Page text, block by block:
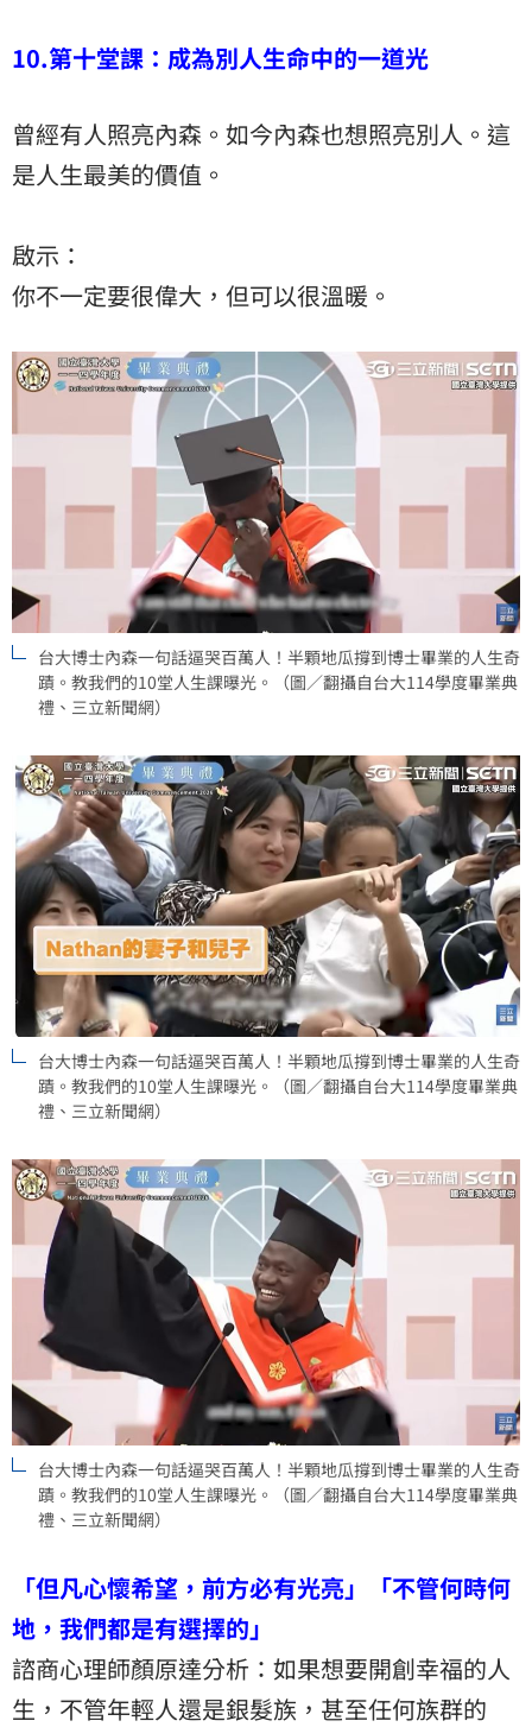
10.第十堂課：成為別人生命中的一道光
曾經有人照亮內森。如今內森也想照亮別人。這
是人生最美的價值。
啟示：
你不一定要很偉大，但可以很溫暖。
台大博士內森一句話逼哭百萬人！半顆地瓜撐到博士畢業的人生奇
蹟。教我們的10堂人生課曝光。（圖／翻攝自台大114學度畢業典
禮、三立新聞網）
台大博士內森一句話逼哭百萬人！半顆地瓜撐到博士畢業的人生奇
蹟。教我們的10堂人生課曝光。（圖／翻攝自台大114學度畢業典
禮、三立新聞網）
台大博士內森一句話逼哭百萬人！半顆地瓜撐到博士畢業的人生奇
蹟。教我們的10堂人生課曝光。（圖／翻攝自台大114學度畢業典
禮、三立新聞網）
「但凡心懷希望，前方必有光亮」「不管何時何
地，我們都是有選擇的」
諮商心理師顏原達分析：如果想要開創幸福的人
生，不管年輕人還是銀髮族，甚至任何族群的